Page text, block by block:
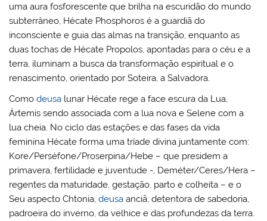
uma aura fosforescente que brilha na escuridão do mundo
subterrâneo, Hécate Phosphoros é a guardiã do
inconsciente e guia das almas na transição, enquanto as
duas tochas de Hécate Propolos, apontadas para o céu e a
terra, iluminam a busca da transformação espiritual e o
renascimento, orientado por Soteira, a Salvadora.
Comodeusa lunar Hécate rege a face escura da Lua,
Ártemis sendo associada com a lua nova e Selene com a
lua cheia. No ciclo das estações e das fases da vida
feminina Hécate forma uma tríade divina juntamente com:
Kore/Perséfone/Proserpina/Hebe – que presidem a
primavera, fertilidade e juventude -, Deméter/Ceres/Hera –
regentes da maturidade, gestação, parto e colheita – e o
Seu aspecto Chtonia,deusa anciã, detentora de sabedoria,
padroeira do inverno, da velhice e das profundezas da terra.